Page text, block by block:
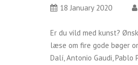
18 January 2020
Er du vild med kunst?
læse om fire gode bøger
Dalí, Antonio Gaudi, Pablo